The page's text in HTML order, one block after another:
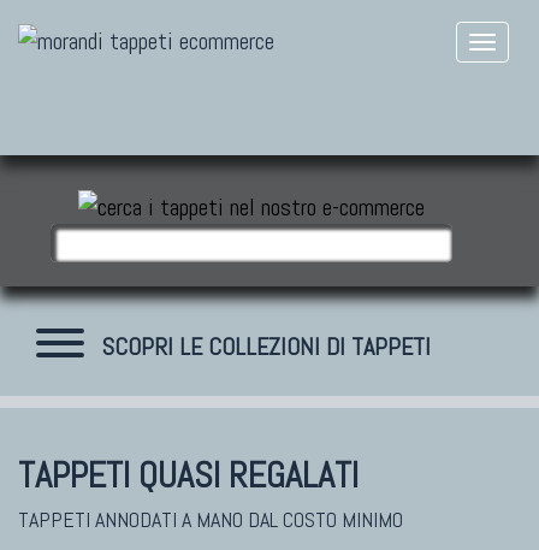
SCOPRI LE COLLEZIONI DI TAPPETI
TAPPETI MODERNI
Tibet Contemporanei
TAPPETI QUASI REGALATI
TAPPETI ANNODATI A MANO DAL COSTO MINIMO